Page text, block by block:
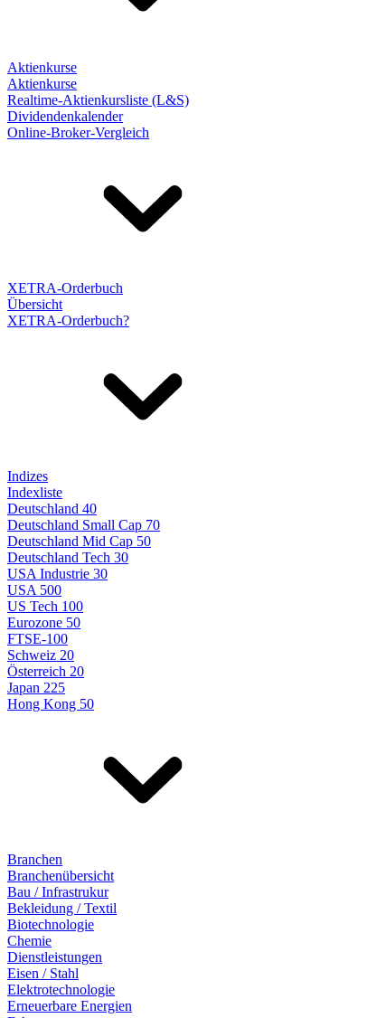
Aktienkurse
Aktienkurse
Realtime-Aktienkursliste (L&S)
Dividendenkalender
Online-Broker-Vergleich
XETRA-Orderbuch
Übersicht
XETRA-Orderbuch?
Indizes
Indexliste
Deutschland 40
Deutschland Small Cap 70
Deutschland Mid Cap 50
Deutschland Tech 30
USA Industrie 30
USA 500
US Tech 100
Eurozone 50
FTSE-100
Schweiz 20
Österreich 20
Japan 225
Hong Kong 50
Branchen
Branchenübersicht
Bau / Infrastrukur
Bekleidung / Textil
Biotechnologie
Chemie
Dienstleistungen
Eisen / Stahl
Elektrotechnologie
Erneuerbare Energien